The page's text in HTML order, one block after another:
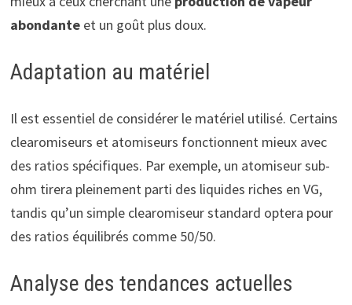
abondanteet un goût plus doux.
Adaptation au matériel
Il est essentiel de considérer le matériel utilisé. Certains
clearomiseurs et atomiseurs fonctionnent mieux avec
des ratios spécifiques. Par exemple, un atomiseur sub-
ohm tirera pleinement parti des liquides riches en VG,
tandis qu’un simple clearomiseur standard optera pour
des ratios équilibrés comme 50/50.
Analyse des tendances actuelles